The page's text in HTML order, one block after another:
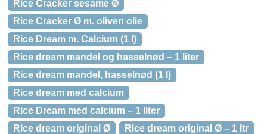
Rice Cracker sesame Ø
Rice Cracker Ø m. oliven olie
Rice Dream m. Calcium (1 l)
Rice dream mandel og hasselnød – 1 liter
Rice dream mandel, hasselnød (1 l)
Rice dream med calcium
Rice Dream med calcium – 1 liter
Rice dream original Ø
Rice dream original Ø – 1 ltr